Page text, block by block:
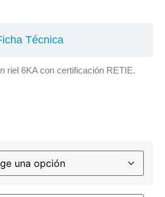
Técnica
riel 6KA con certificación RETIE.